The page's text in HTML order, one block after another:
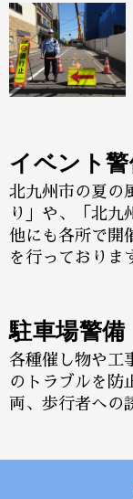
イベント
北九州市の夏の
り」や、「北九
他にも各所で開
を行っておりま
駐車場警備
各種催し物や工
のトラブルを防
両、歩行者への